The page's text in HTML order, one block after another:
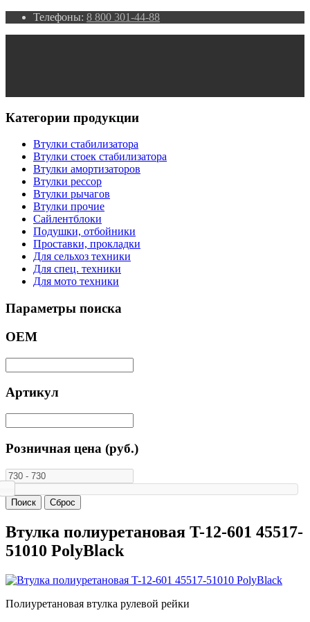
Телефоны: 8 800 301-44-88
Категории продукции
Втулки стабилизатора
Втулки стоек стабилизатора
Втулки амортизаторов
Втулки рессор
Втулки рычагов
Втулки прочие
Сайлентблоки
Подушки, отбойники
Проставки, прокладки
Для сельхоз техники
Для спец. техники
Для мото техники
Параметры поиска
ОЕМ
Артикул
Розничная цена (руб.)
Втулка полиуретановая T-12-601 45517-
51010 PolyBlack
Полиуретановая втулка рулевой рейки